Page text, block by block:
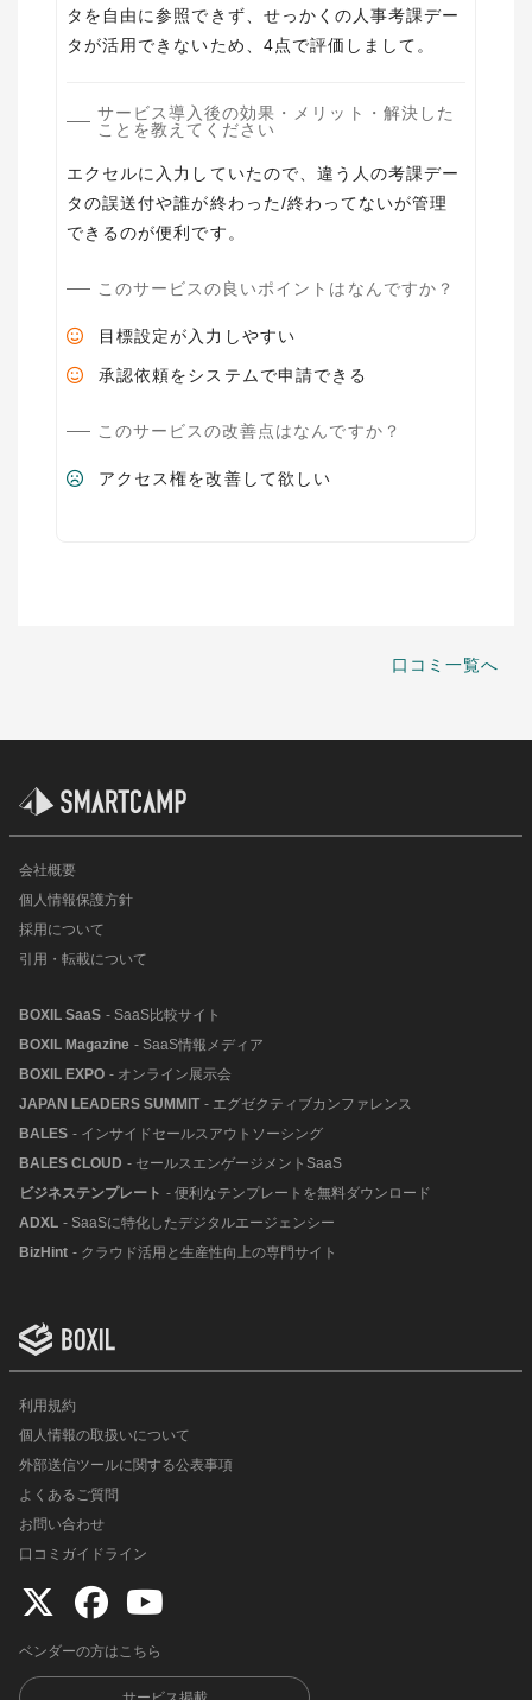
タを自由に参照できず、せっかくの人事考課デー
タが活用できないため、4点で評価しまして。
サービス導入後の効果・メリット・解決した
ことを教えてください
エクセルに入力していたので、違う人の考課デー
タの誤送付や誰が終わった/終わってないが管理
できるのが便利です。
このサービスの良いポイントはなんですか？
目標設定が入力しやすい
承認依頼をシステムで申請できる
このサービスの改善点はなんですか？
アクセス権を改善して欲しい
口コミ一覧へ
会社概要
個人情報保護方針
採用について
引用・転載について
BOXIL SaaS - SaaS比較サイト
BOXIL Magazine - SaaS情報メディア
BOXIL EXPO - オンライン展示会
JAPAN LEADERS SUMMIT - エグゼクティブカンファレンス
BALES - インサイドセールスアウトソーシング
BALES CLOUD - セールスエンゲージメントSaaS
ビジネステンプレート - 便利なテンプレートを無料ダウンロード
ADXL - SaaSに特化したデジタルエージェンシー
BizHint - クラウド活用と生産性向上の専門サイト
利用規約
個人情報の取扱いについて
外部送信ツールに関する公表事項
よくあるご質問
お問い合わせ
口コミガイドライン
ベンダーの方はこちら